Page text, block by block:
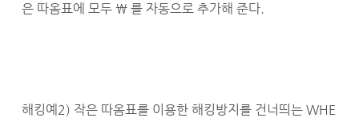
은 따옴표에 모두 \ 를 자동으로 추가해 준다.
해킹예2) 작은 따옴표를 이용한 해킹방지를 건너띄는 WHE